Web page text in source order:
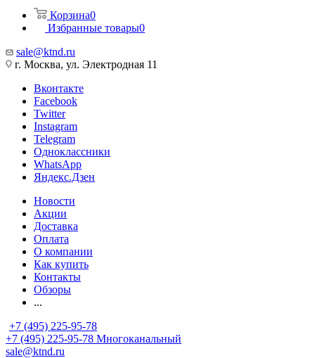
Корзина0
Избранные товары0
sale@ktnd.ru
г. Москва, ул. Электродная 11
Вконтакте
Facebook
Twitter
Instagram
Telegram
Одноклассники
WhatsApp
Яндекс.Дзен
Новости
Акции
Доставка
Оплата
О компании
Как купить
Контакты
Обзоры
...
+7 (495) 225-95-78
+7 (495) 225-95-78 Многоканальный
sale@ktnd.ru